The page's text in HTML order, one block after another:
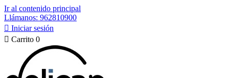
Ir al contenido principal
Llámanos: 962810900
 Iniciar sesión
 Carrito 0